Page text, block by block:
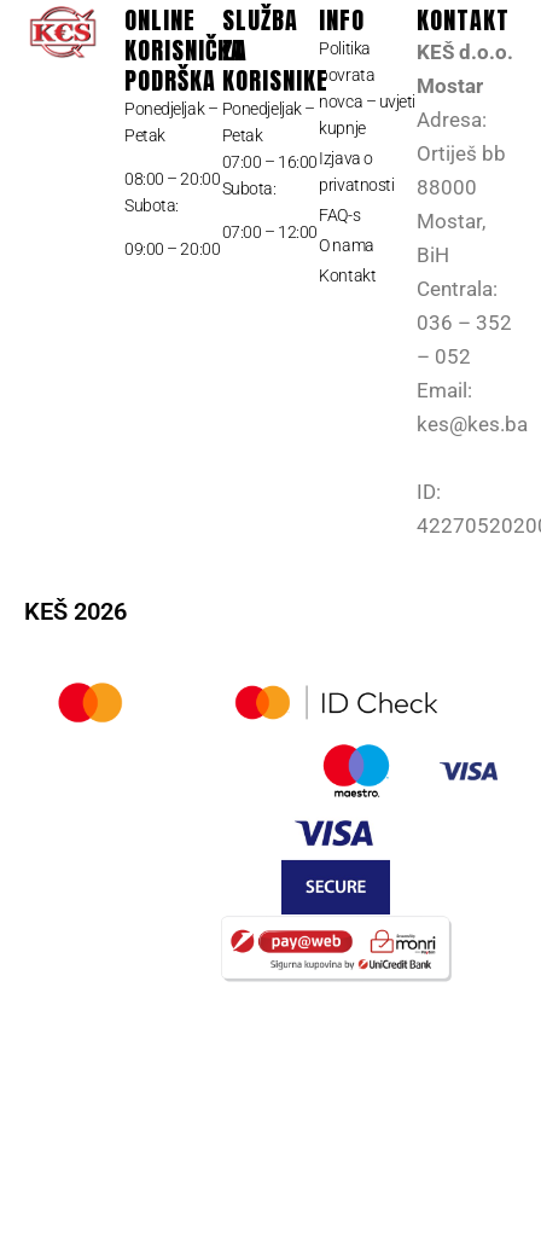
ONLINE
KORISNIČKA
PODRŠKA
Ponedjeljak –
Petak
08:00 – 20:00
Subota:
09:00 – 20:00
SLUŽBA
ZA
KORISNIKE
Ponedjeljak –
Petak
07:00 – 16:00
Subota:
07:00 – 12:00
INFO
Politika
povrata
novca – uvjeti
kupnje
Izjava o
privatnosti
FAQ-s
O nama
Kontakt
KONTAKT
KEŠ d.o.o.
Mostar
Adresa:
Ortiješ bb
88000
Mostar,
BiH
Centrala:
036 – 352
– 052
Email:
kes@kes.ba
ID:
KEŠ 2026